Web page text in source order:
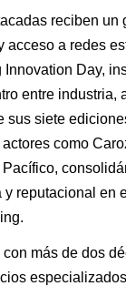
reciben un
acceso a redes
Day,
entre industria,
sus siete
como
reputacional en
con más de dos